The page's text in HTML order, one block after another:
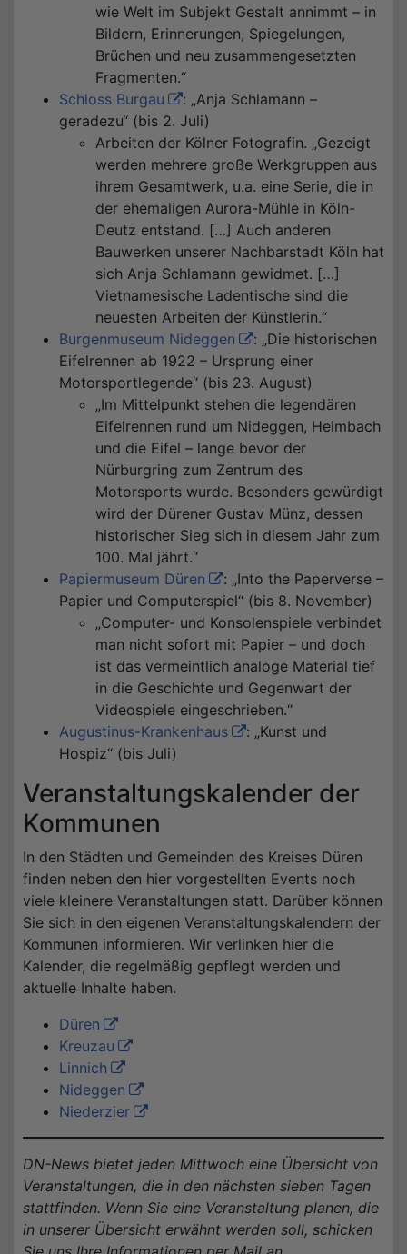
wie Welt im Subjekt Gestalt annimmt – in
Bildern, Erinnerungen, Spiegelungen,
Brüchen und neu zusammengesetzten
Fragmenten.“
Schloss Burgau
: „Anja Schlamann –
geradezu“ (bis 2. Juli)
Arbeiten der Kölner Fotografin. „Gezeigt
werden mehrere große Werkgruppen aus
ihrem Gesamtwerk, u.a. eine Serie, die in
der ehemaligen Aurora-Mühle in Köln-
Deutz entstand. […] Auch anderen
Bauwerken unserer Nachbarstadt Köln hat
sich Anja Schlamann gewidmet. […]
Vietnamesische Ladentische sind die
neuesten Arbeiten der Künstlerin.“
Burgenmuseum Nideggen
: „Die historischen
Eifelrennen ab 1922 – Ursprung einer
Motorsportlegende“ (bis 23. August)
„Im Mittelpunkt stehen die legendären
Eifelrennen rund um Nideggen, Heimbach
und die Eifel – lange bevor der
Nürburgring zum Zentrum des
Motorsports wurde. Besonders gewürdigt
wird der Dürener Gustav Münz, dessen
historischer Sieg sich in diesem Jahr zum
100. Mal jährt.“
Papiermuseum Düren
: „Into the Paperverse –
Papier und Computerspiel“ (bis 8. November)
„Computer- und Konsolenspiele verbindet
man nicht sofort mit Papier – und doch
ist das vermeintlich analoge Material tief
in die Geschichte und Gegenwart der
Videospiele eingeschrieben.“
Augustinus-Krankenhaus
: „Kunst und
Hospiz“ (bis Juli)
Veranstaltungskalender der
Kommunen
In den Städten und Gemeinden des Kreises Düren
finden neben den hier vorgestellten Events noch
viele kleinere Veranstaltungen statt. Darüber können
Sie sich in den eigenen Veranstaltungskalendern der
Kommunen informieren. Wir verlinken hier die
Kalender, die regelmäßig gepflegt werden und
aktuelle Inhalte haben.
Düren
Kreuzau
Linnich
Nideggen
Niederzier
DN-News bietet jeden Mittwoch eine Übersicht von
Veranstaltungen, die in den nächsten sieben Tagen
stattfinden. Wenn Sie eine Veranstaltung planen, die
in unserer Übersicht erwähnt werden soll, schicken